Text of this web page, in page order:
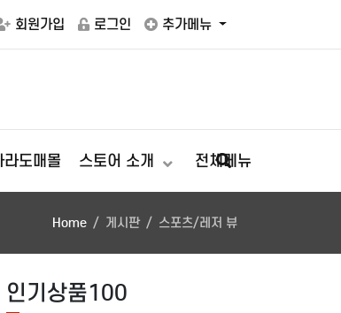
회원가입 로그인 추가메뉴
라도매몰 스토어 소개 전체메뉴
Home 게시판 스포츠/레저 뷰
인기상품100